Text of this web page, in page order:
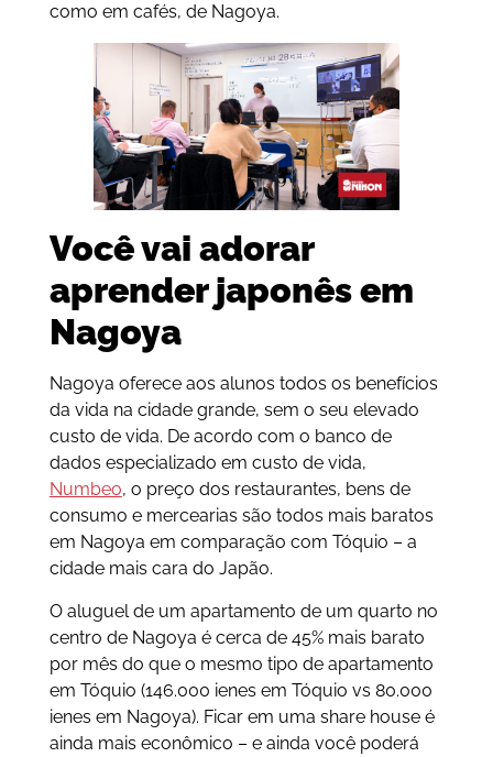
como em cafés, de Nagoya.
Você vai adorar
aprender japonês em
Nagoya
Nagoya oferece aos alunos todos os benefícios
da vida na cidade grande, sem o seu elevado
custo de vida. De acordo com o banco de
dados especializado em custo de vida,
Numbeo, o preço dos restaurantes, bens de
consumo e mercearias são todos mais baratos
em Nagoya em comparação com Tóquio – a
cidade mais cara do Japão.
O aluguel de um apartamento de um quarto no
centro de Nagoya é cerca de 45% mais barato
por mês do que o mesmo tipo de apartamento
em Tóquio (146.000 ienes em Tóquio vs 80.000
ienes em Nagoya). Ficar em uma share house é
ainda mais econômico – e ainda você poderá